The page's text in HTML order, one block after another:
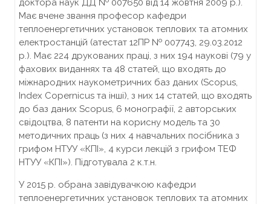
доктора наук ДД № 007650 від 14 жовтня 2009 р.).
Має вчене звання професор кафедри
теплоенергетичних установок теплових та атомних
електростанцій (атестат 12ПР № 007743, 29.03.2012
р.). Має 224 друкованих праці, з них 194 наукові (79 у
фахових виданнях та 48 статей, що входять до
міжнародних наукометричних баз даних (Scopus,
Index Copernicus та інші), з них 14 статей, що входять
до баз даних Scopus, 6 монографії, 2 авторських
свідоцтва, 8 патенти на корисну модель та 30
методичних праць (з них 4 навчальних посібника з
грифом НТУУ «КПІ», 4 курси лекцій з грифом ТЕФ
НТУУ «КПІ»). Підготувала 2 к.т.н.
У 2015 р. обрана завідувачкою кафедри
теплоенергетичних установок теплових та атомних